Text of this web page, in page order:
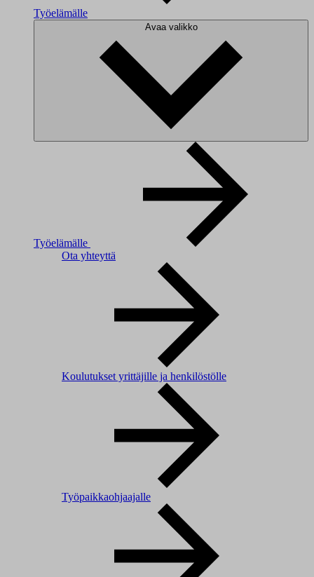
Työelämälle
Avaa valikko
Työelämälle
Ota yhteyttä
Koulutukset yrittäjille ja henkilöstölle
Työpaikkaohjaajalle